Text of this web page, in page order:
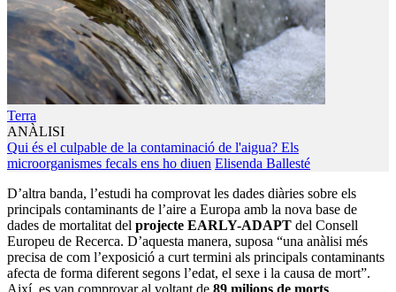
Terra
ANÀLISI
Qui és el culpable de la contaminació de l'aigua? Els
microorganismes fecals ens ho diuen Elisenda Ballesté
D’altra banda, l’estudi ha comprovat les dades diàries sobre els
principals contaminants de l’aire a Europa amb la nova base de
dades de mortalitat del projecte EARLY-ADAPT del Consell
Europeu de Recerca. D’aquesta manera, suposa “una anàlisi més
precisa de com l’exposició a curt termini als principals contaminants
afecta de forma diferent segons l’edat, el sexe i la causa de mort”.
Així, es van comprovar al voltant de 89 milions de morts